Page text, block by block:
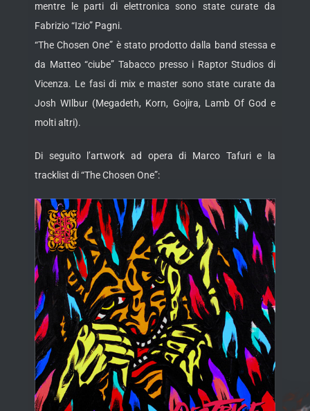
mentre le parti di elettronica sono state curate da
Fabrizio “Izio” Pagni.
“The Chosen One” è stato prodotto dalla band stessa e
da Matteo “ciube” Tabacco presso i Raptor Studios di
Vicenza. Le fasi di mix e master sono state curate da
Josh WIlbur (Megadeth, Korn, Gojira, Lamb Of God e
molti altri).
Di seguito l’artwork ad opera di Marco Tafuri e la
tracklist di “The Chosen One”: